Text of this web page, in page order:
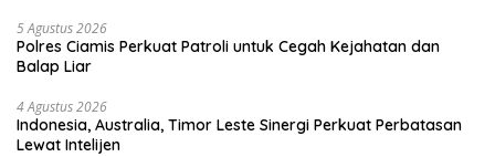
5 Agustus 2026
Polres Ciamis Perkuat Patroli untuk Cegah Kejahatan dan
Balap Liar
4 Agustus 2026
Indonesia, Australia, Timor Leste Sinergi Perkuat Perbatasan
Lewat Intelijen